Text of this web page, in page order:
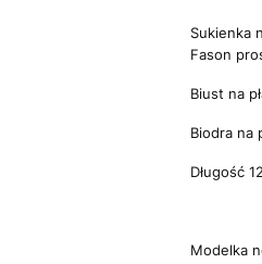
Sukienka
Fason
Biust na
Biodra na
Długość
Modelka